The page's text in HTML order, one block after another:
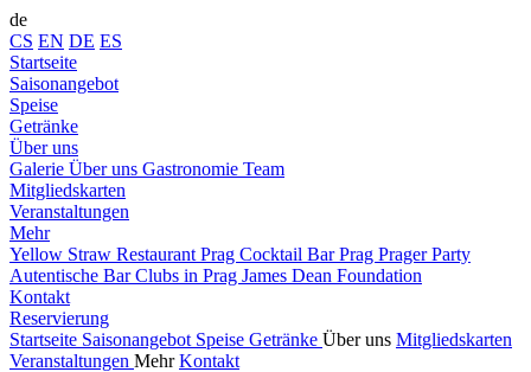
de
CS EN DE ES
Startseite
Saisonangebot
Speise
Getränke
Über uns
Galerie Über uns Gastronomie Team
Mitgliedskarten
Veranstaltungen
Mehr
Yellow Straw Restaurant Prag Cocktail Bar Prag Prager Party
Autentische BarClubs in Prag James Dean Foundation
Kontakt
Reservierung
Startseite Saisonangebot Speise Getränke Über uns Mitgliedskarten
Veranstaltungen Mehr Kontakt